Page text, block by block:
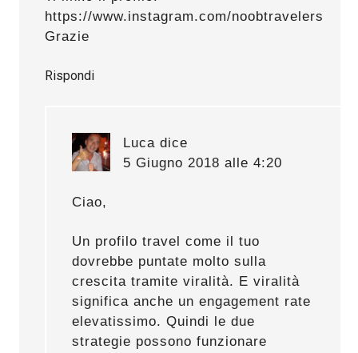
https://www.instagram.com/noobtravelers
Grazie
Rispondi
Luca dice
5 Giugno 2018 alle 4:20
Ciao,
Un profilo travel come il tuo
dovrebbe puntate molto sulla
crescita tramite viralità. E viralità
significa anche un engagement rate
elevatissimo. Quindi le due
strategie possono funzionare